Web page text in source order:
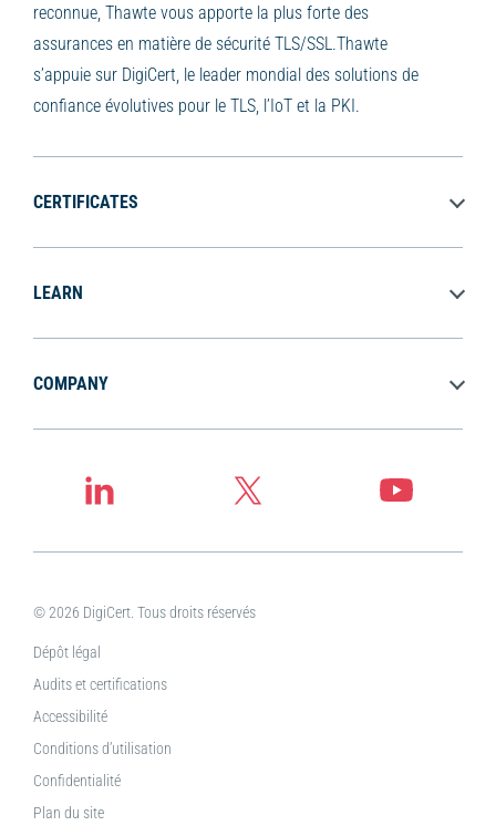
reconnue, Thawte vous apporte la plus forte des
assurances en matière de sécurité TLS/SSL.Thawte
s’appuie sur DigiCert, le leader mondial des solutions de
confiance évolutives pour le TLS, l’IoT et la PKI.
CERTIFICATES
LEARN
COMPANY
© 2026 DigiCert. Tous droits réservés
Dépôt légal
Audits et certifications
Accessibilité
Conditions d’utilisation
Confidentialité
Plan du site